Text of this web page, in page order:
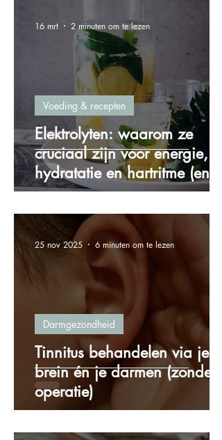
Elektrolyten: waarom ze
cruciaal zijn voor energie,
hydratatie en hartritme (en
hoe je ze via voeding binnen
krijgt)
Voeding & recepten
16 mrt 2 minuten om te lezen
Tinnitus behandelen via je
brein én je darmen (zonder
operatie)
Darmgezondheid
25 nov 2025 6 minuten om te lezen